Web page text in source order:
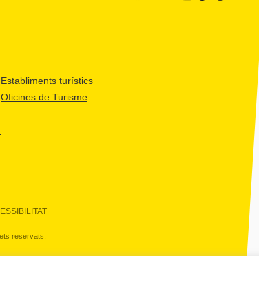
Establiments turístics
Oficines de Turisme
reservats.